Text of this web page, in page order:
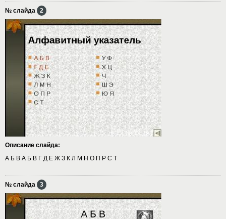
№ слайда 2
Описание слайда:
А Б В А Б В Г Д Е Ж З К Л М Н О П Р С Т
№ слайда 3